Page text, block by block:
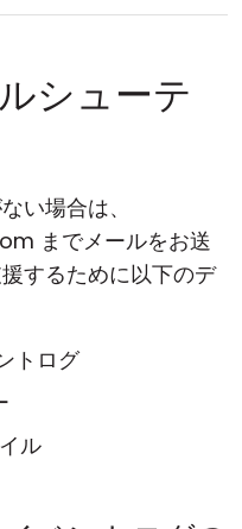
シューテ
い場合は、
までメールをお送
するために以下のデ
トログ
ル